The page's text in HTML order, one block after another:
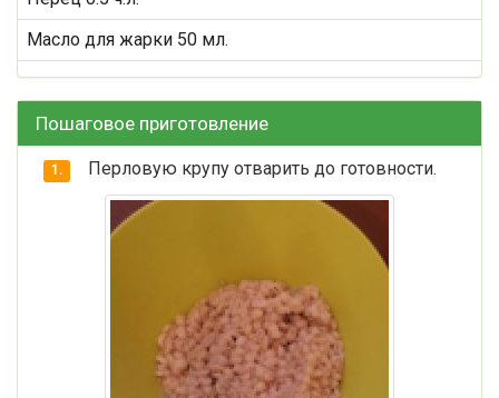
Масло для жарки 50 мл.
Пошаговое приготовление
1. Перловую крупу отварить до готовности.